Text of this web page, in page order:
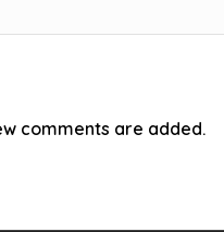
comments are added.